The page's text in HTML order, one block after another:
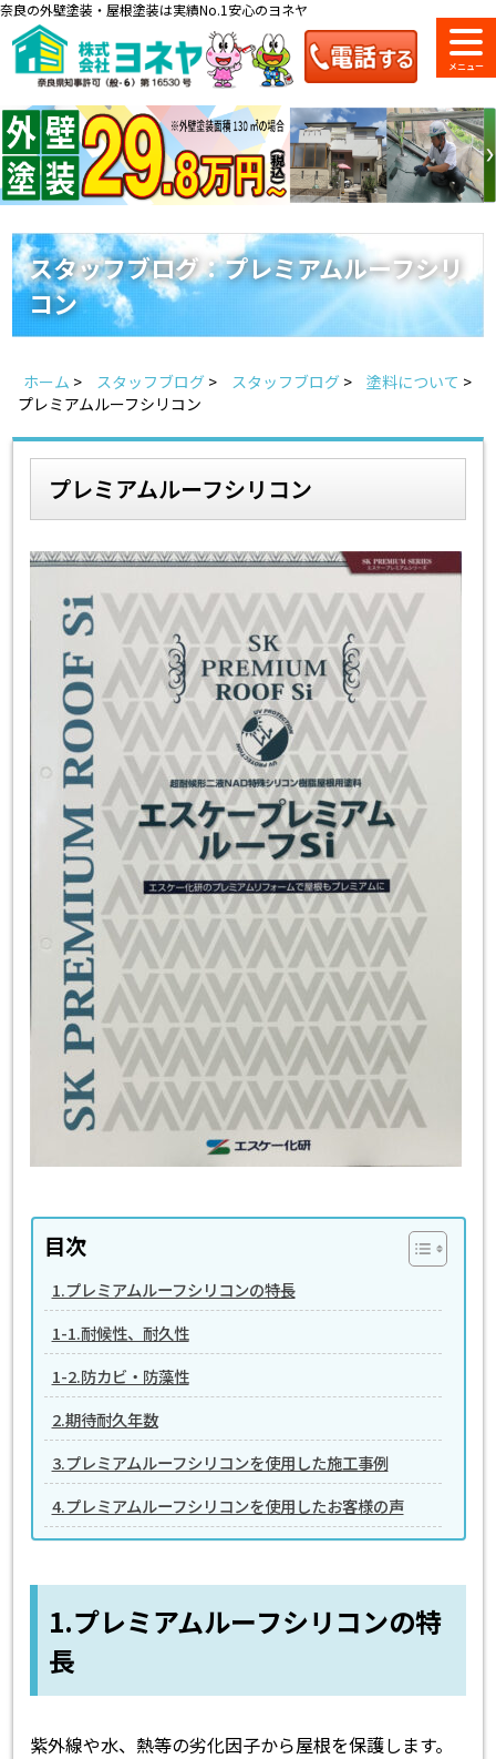
奈良の外壁塗装・屋根塗装は実績No.1安心のヨネヤ
料金一覧 会社案内 ショールーム
のご紹介
来店予約 お電話
地域の事例がいっぱい
Home お客様の声
スタッフ紹介 よくあるご質問
スタッフブログ 屋根リフォームについて
雨漏りについて 雨漏りの施工実績
ヨネヤがお客様から選ばれる10の
リフォームローン
工場倉庫改修 アパート・マンション修繕
見積もりシミュレーション
スタッフブログ：プレミアムルーフシリ
コン
ホーム > スタッフブログ > スタッフブログ > 塗料について >
プレミアムルーフシリコン
プレミアムルーフシリコン
目次
1.プレミアムルーフシリコンの特長
1-1.耐候性、耐久性
1-2.防カビ・防藻性
2.期待耐久年数
3.プレミアムルーフシリコンを使用した施工事例
4.プレミアムルーフシリコンを使用したお客様の声
1.プレミアムルーフシリコンの特
長
紫外線や水、熱等の劣化因子から屋根を保護します。